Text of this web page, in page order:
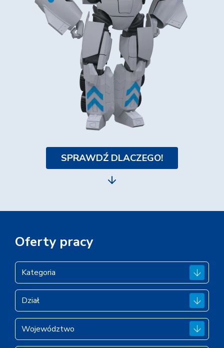
SPRAWDŹ DLACZEGO!
Oferty pracy